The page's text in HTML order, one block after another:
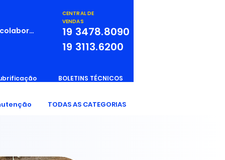
CENTRAL DE
VENDAS
19 3478.8090
19 3113.6200
BOLETINS TÉCNICOS
TODAS AS CATEGORIAS